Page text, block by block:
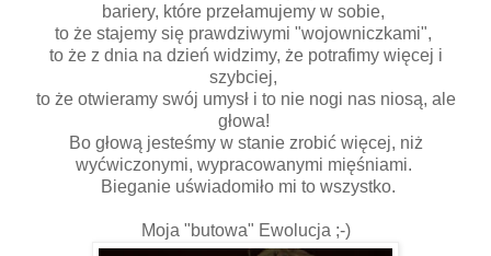
bariery, które przełamujemy w sobie,
to że stajemy się prawdziwymi "wojowniczkami",
to że z dnia na dzień widzimy, że potrafimy więcej i
szybciej,
to że otwieramy swój umysł i to nie nogi nas niosą, ale
głowa!
Bo głową jesteśmy w stanie zrobić więcej, niż
wyćwiczonymi, wypracowanymi mięśniami.
Bieganie uświadomiło mi to wszystko.
Moja "butowa" Ewolucja ;-)